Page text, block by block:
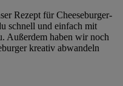
Rezept für Cheeseburger-
schnell und einfach mit
Außerdem haben wir noch
kreativ abwandeln